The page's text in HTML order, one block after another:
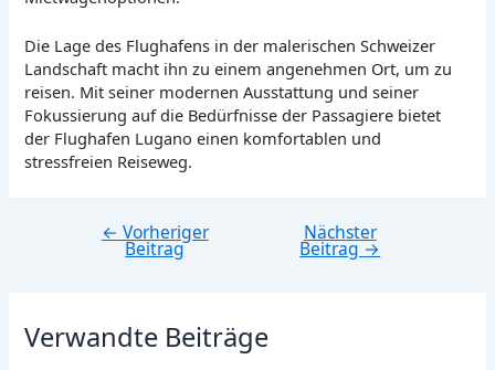
Die Lage des Flughafens in der malerischen Schweizer
Landschaft macht ihn zu einem angenehmen Ort, um zu
reisen. Mit seiner modernen Ausstattung und seiner
Fokussierung auf die Bedürfnisse der Passagiere bietet
der Flughafen Lugano einen komfortablen und
stressfreien Reiseweg.
Beitragsnavigation
← Vorheriger
Beitrag
Nächster
Beitrag→
Verwandte Beiträge